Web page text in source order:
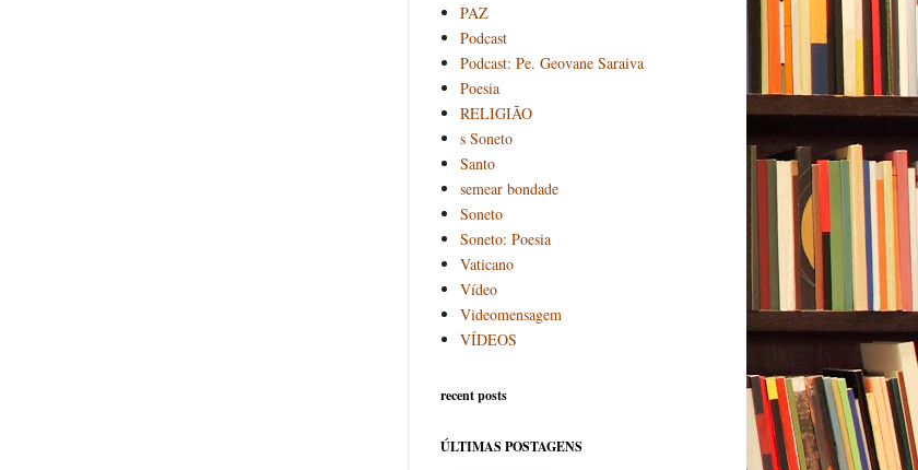
PAZ
Podcast
Podcast: Pe. Geovane Saraiva
Poesia
RELIGIÃO
s Soneto
Santo
semear bondade
Soneto
Soneto: Poesia
Vaticano
Vídeo
Videomensagem
VÍDEOS
recent posts
ÚLTIMAS POSTAGENS